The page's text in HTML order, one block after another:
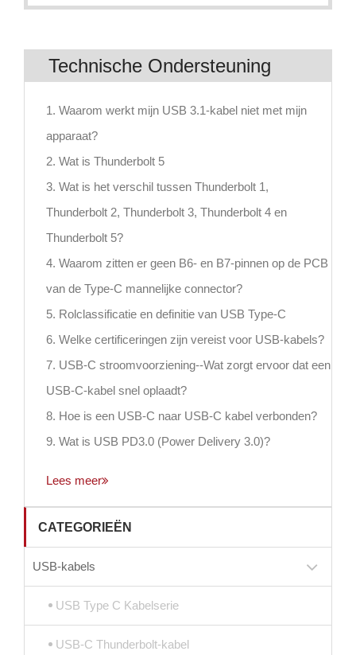
Technische Ondersteuning
1. Waarom werkt mijn USB 3.1-kabel niet met mijn
apparaat?
2. Wat is Thunderbolt 5
3. Wat is het verschil tussen Thunderbolt 1,
Thunderbolt 2, Thunderbolt 3, Thunderbolt 4 en
Thunderbolt 5?
4. Waarom zitten er geen B6- en B7-pinnen op de PCB
van de Type-C mannelijke connector?
5. Rolclassificatie en definitie van USB Type-C
6. Welke certificeringen zijn vereist voor USB-kabels?
7. USB-C stroomvoorziening--Wat zorgt ervoor dat een
USB-C-kabel snel oplaadt?
8. Hoe is een USB-C naar USB-C kabel verbonden?
9. Wat is USB PD3.0 (Power Delivery 3.0)?
Lees meer
CATEGORIEËN
USB-kabels
USB Type C Kabelserie
USB-C Thunderbolt-kabel